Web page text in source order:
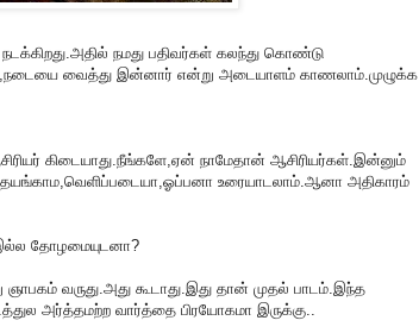
நமது பதிவர்கள் கலந்து கொண்டு
வைத்து இன்னார் என்று அடையாளம் காணலாம்.முழுக்க
கிடையாது.நீங்களே,ஏன் நாமேதான் ஆசிரியர்கள்.இன்னும்
உரையாடலாம்.ஆனா அதிகாரம்
தோழமையுடனா?
வருது.அது கூடாது.இது தான் முதல் பாடம்.இந்த
அர்த்தமற்ற வார்த்தை பிரயோகமா இருக்கு..